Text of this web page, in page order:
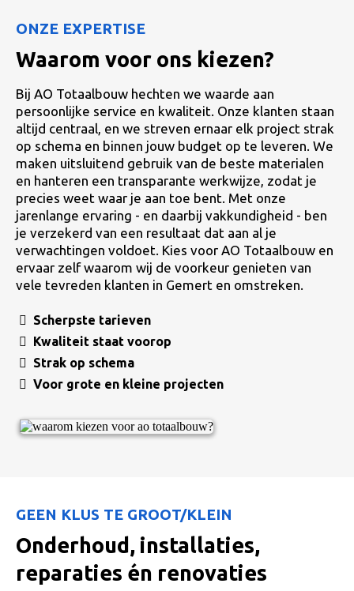
ONZE EXPERTISE
Waarom voor ons kiezen?
Bij AO Totaalbouw hechten we waarde aan
persoonlijke service en kwaliteit. Onze klanten staan
altijd centraal, en we streven ernaar elk project strak
op schema en binnen jouw budget op te leveren. We
maken uitsluitend gebruik van de beste materialen
en hanteren een transparante werkwijze, zodat je
precies weet waar je aan toe bent. Met onze
jarenlange ervaring - en daarbij vakkundigheid - ben
je verzekerd van een resultaat dat aan al je
verwachtingen voldoet. Kies voor AO Totaalbouw en
ervaar zelf waarom wij de voorkeur genieten van
vele tevreden klanten in Gemert en omstreken.
Scherpste tarieven
Kwaliteit staat voorop
Strak op schema
Voor grote en kleine projecten
GEEN KLUS TE GROOT/KLEIN
Onderhoud, installaties,
reparaties én renovaties